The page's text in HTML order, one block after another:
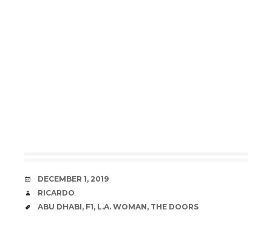
DATE
DECEMBER 1, 2019
AUTHOR
RICARDO
TAGS
ABU DHABI, F1, L.A. WOMAN, THE DOORS